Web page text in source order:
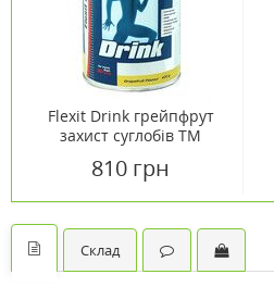
Flexit Drink грейпфрут
захист суглобів ТМ
810 грн
Склад